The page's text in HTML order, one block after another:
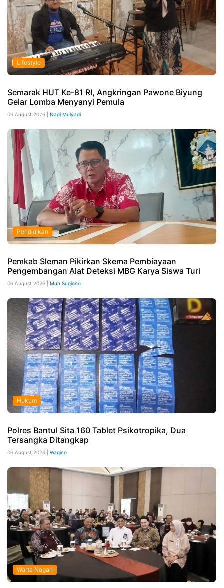
Lifestyle
Semarak HUT Ke-81 RI, Angkringan Pawone Biyung
Gelar Lomba Menyanyi Pemula
06 August 2026 | Nadi Mulyadi
Pendidikan
Pemkab Sleman Pikirkan Skema Pembiayaan
Pengembangan Alat Deteksi MBG Karya Siswa Turi
06 August 2026 | Muh Sugiono
Hukum
Polres Bantul Sita 160 Tablet Psikotropika, Dua
Tersangka Ditangkap
06 August 2026 | Wagino
Warta Nagari